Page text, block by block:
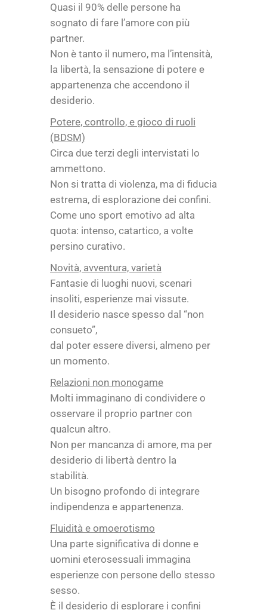
Quasi il 90% delle persone ha
sognato di fare l’amore con più
partner.
Non è tanto il numero, ma l’intensità,
la libertà, la sensazione di potere e
appartenenza che accendono il
desiderio.
Potere, controllo, e gioco di ruoli
(BDSM)
Circa due terzi degli intervistati lo
ammettono.
Non si tratta di violenza, ma di fiducia
estrema, di esplorazione dei confini.
Come uno sport emotivo ad alta
quota: intenso, catartico, a volte
persino curativo.
Novità, avventura, varietà
Fantasie di luoghi nuovi, scenari
insoliti, esperienze mai vissute.
Il desiderio nasce spesso dal “non
consueto”,
dal poter essere diversi, almeno per
un momento.
Relazioni non monogame
Molti immaginano di condividere o
osservare il proprio partner con
qualcun altro.
Non per mancanza di amore, ma per
desiderio di libertà dentro la
stabilità.
Un bisogno profondo di integrare
indipendenza e appartenenza.
Fluidità e omoerotismo
Una parte significativa di donne e
uomini eterosessuali immagina
esperienze con persone dello stesso
sesso.
È il desiderio di esplorare i confini